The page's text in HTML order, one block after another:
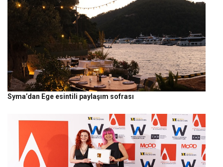
Syma’dan Ege esintili paylaşım sofrası